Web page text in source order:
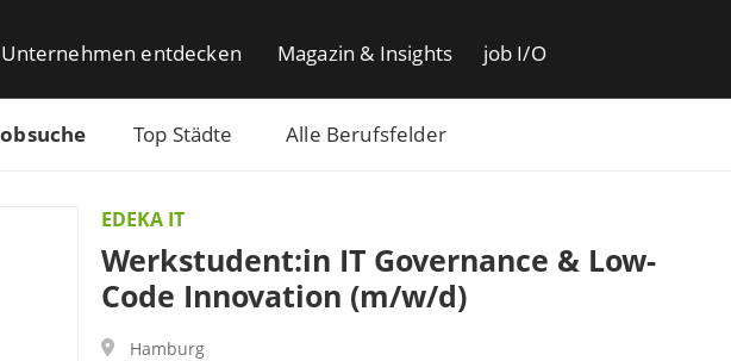
Top Städte Alle Berufsfelder
Unternehmen entdecken Magazin & Insights job I/O
EDEKA IT
Werkstudent:in IT Governance & Low-
Code Innovation (m/w/d)
Hamburg